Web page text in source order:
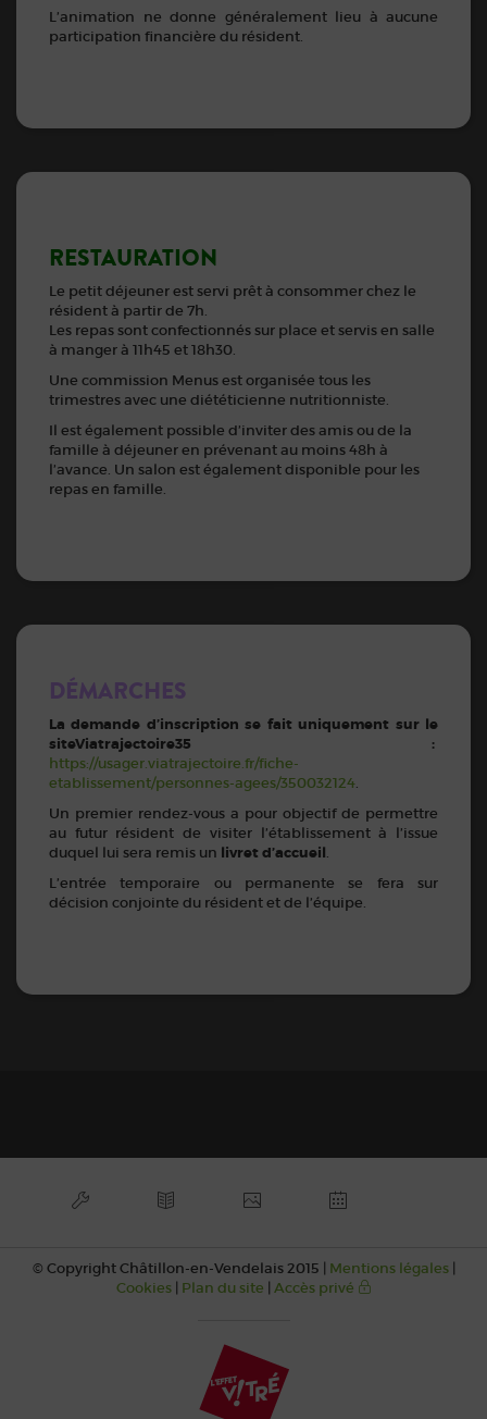
L’animation ne donne généralement lieu à aucune
participation financière du résident.
RESTAURATION
Le petit déjeuner est servi prêt à consommer chez le
résident à partir de 7h.
Les repas sont confectionnés sur place et servis en salle
à manger à 11h45 et 18h30.
Une commission Menus est organisée tous les
trimestres avec une diététicienne nutritionniste.
Il est également possible d’inviter des amis ou de la
famille à déjeuner en prévenant au moins 48h à
l’avance. Un salon est également disponible pour les
repas en famille.
DÉMARCHES
La demande d’inscription se fait uniquement sur le
siteViatrajectoire35 :
https://usager.viatrajectoire.fr/fiche-
etablissement/personnes-agees/350032124.
Un premier rendez-vous a pour objectif de permettre
au futur résident de visiter l’établissement à l’issue
duquel lui sera remis un livret d’accueil.
L’entrée temporaire ou permanente se fera sur
décision conjointe du résident et de l’équipe.
© Copyright Châtillon-en-Vendelais 2015 | Mentions légales|
Cookies| Plan du site | Accès privé